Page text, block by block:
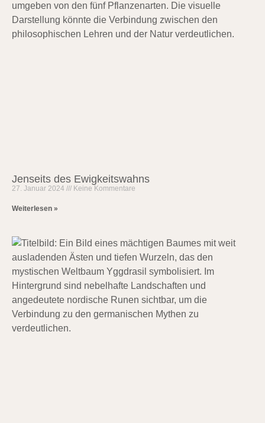
Jenseits des Ewigkeitswahns
27. Januar 2024 Keine Kommentare
Weiterlesen »